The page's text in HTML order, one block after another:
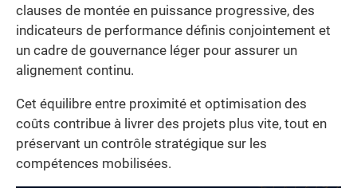
clauses de montée en puissance progressive, des
indicateurs de performance définis conjointement et
un cadre de gouvernance léger pour assurer un
alignement continu.
Cet équilibre entre proximité et optimisation des
coûts contribue à livrer des projets plus vite, tout en
préservant un contrôle stratégique sur les
compétences mobilisées.